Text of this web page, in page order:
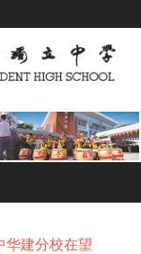
华建分校在望